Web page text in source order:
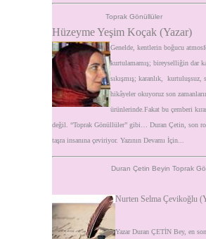
Toprak Gönüllüler
Hüzeyme Yeşim Koçak (Yazar)
Genelde, kentlerin boğucu
kurtulamamış; bireyselliğin dar
sıkışmış; karanlık,
kurtuluşsuz,
hikâyeler okuyoruz son
ürünlerinde.Fakat bu çemberi
değil. “Toprak Gönüllüler” gibi… Duran Çetin, son
taşra insanına çeviriyor. Yazının Devamı İçin...
Duran Çetin Beyin Toprak
Nurten Selma Çevikoğlu
Yazar Duran ÇETİN Bey, en son